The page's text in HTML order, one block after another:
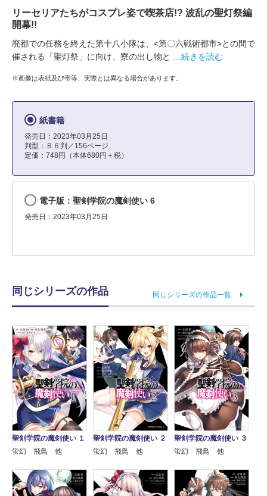
リーセリアたちがコスプレ姿で喫茶店!? 波乱の聖灯祭編
開幕!!
廃都での任務を終えた第十八小隊は、<第〇六戦術都市>との間で
催される「聖灯祭」に向け、寮の出し物と
…続きを読む
※画像は表紙及び帯等、実際とは異なる場合があります。
紙書籍
発売日：2023年03月25日
判型：Ｂ６判／156ページ
定価：748円（本体680円＋税）
電子版：聖剣学院の魔剣使い 6
発売日：2023年03月25日
同じシリーズの作品 同じシリーズの作品一覧
聖剣学院の魔剣使い １
蛍幻 飛鳥 他
聖剣学院の魔剣使い ２
蛍幻 飛鳥 他
聖剣学院の魔剣使い ３
蛍幻 飛鳥 他